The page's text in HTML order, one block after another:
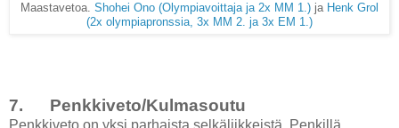
Maastavetoa. Shohei Ono (Olympiavoittaja ja 2x MM 1.) ja Henk Grol
(2x olympiapronssia, 3x MM 2. ja 3x EM 1.)
7. Penkkiveto/Kulmasoutu
Penkkiveto on yksi parhaista selkäliikkeistä. Penkillä